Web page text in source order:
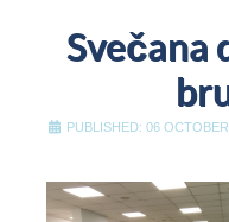
Svečana
PUBLISHED: 06